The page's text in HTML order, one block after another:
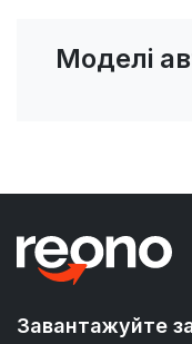
Моделі
Завантажуйте